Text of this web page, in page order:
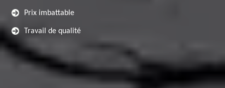
Prix imbattable
Travail de qualité